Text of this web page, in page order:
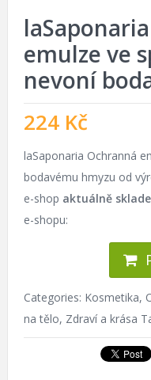
emulze ve
nevoní
224 Kč
laSaponaria Ochranná
bodavému hmyzu od
e-shop aktuálně
e-shopu:
Categories: Kosmetika,
na tělo, Zdraví a krása